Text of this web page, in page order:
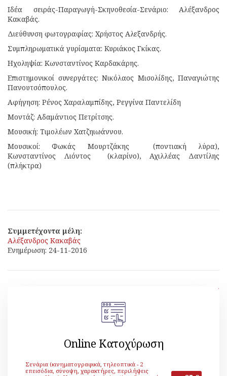
Ιδέα σειράς-Παραγωγή-Σκηνοθεσία-Σενάριο: Αλέξανδρος
Κακαβάς.
Διεύθυνση φωτογραφίας: Χρήστος Αλεξανδρής.
Συμπληρωματικά γυρίσματα: Κυριάκος Γκίκας.
Ηχοληψία: Κωνσταντίνος Καρδακάρης.
Επιστημονικοί συνεργάτες: Νικόλαος Μισολίδης, Παναγιώτης
Πανουτσόπουλος.
Αφήγηση: Ρένος Χαραλαμπίδης, Ρεγγίνα Παντελίδη
Μοντάζ: Αδαμάντιος Πετρίτσης.
Μουσική: Τιμολέων Χατζηιωάννου.
Μουσικοί: Φωκάς Μουρτζάκης (ποντιακή λύρα),
Κωνσταντίνος Λιόντος (κλαρίνο), Αχιλλέας Δαντίλης
(πλήκτρα)
Συμμετέχοντα μέλη:
Αλέξανδρος Κακαβάς
Ενημέρωση: 24-11-2016
[ Επιστροφή ]
Online Κατοχύρωση
Σενάρια (κινηματογραφικά, τηλεοπτικά - 2
επεισόδια, σύνοψη, χαρακτήρες, περιλήψεις